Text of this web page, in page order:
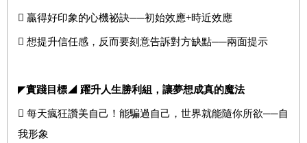
 贏得好印象的心機祕訣──初始效應+時近效應
 想提升信任感，反而要刻意告訴對方缺點──兩面提示
◤實踐目標◢ 躍升人生勝利組，讓夢想成真的魔法
 每天瘋狂讚美自己！能騙過自己，世界就能隨你所欲──自
我形象